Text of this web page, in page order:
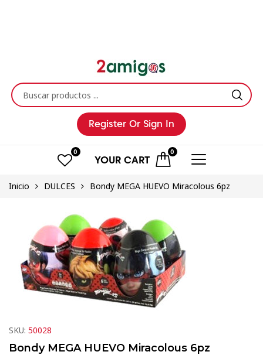
Register Or Sign In
0 0
YOUR CART
Inicio DULCES Bondy MEGA HUEVO Miracolous 6pz
SKU: 50028
Bondy MEGA HUEVO Miracolous 6pz